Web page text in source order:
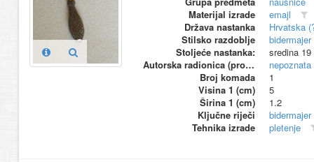
Materijal izrade
emajl
Država nastanka
Hrvatska
Stilsko razdoblje
bidermajer
Stoljeće nastanka:
sredina 19
Autorska radionica (proizvođač)
nepoznata
Broj komada
1
Visina 1 (cm)
5
Širina 1 (cm)
1.2
Ključne riječi
bidermajer
Tehnika izrade
pletenje